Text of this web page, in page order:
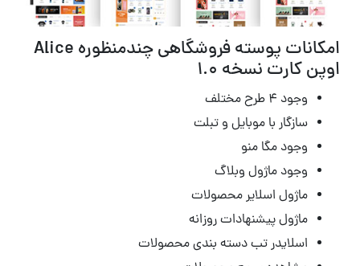
امکانات پوسته فروشگاهی چندمنظوره Alice
اوپن کارت نسخه 1.0
وجود ۴ طرح مختلف
سازگار با موبایل و تبلت
وجود مگا منو
وجود ماژول وبلاگ
ماژول اسلایر محصولات
ماژول پیشنهادات روزانه
اسلایدر تب دسته بندی محصولات